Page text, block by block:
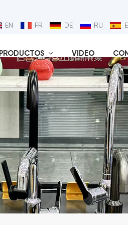
EN FR DE RU
PRODUCTOS VIDEO